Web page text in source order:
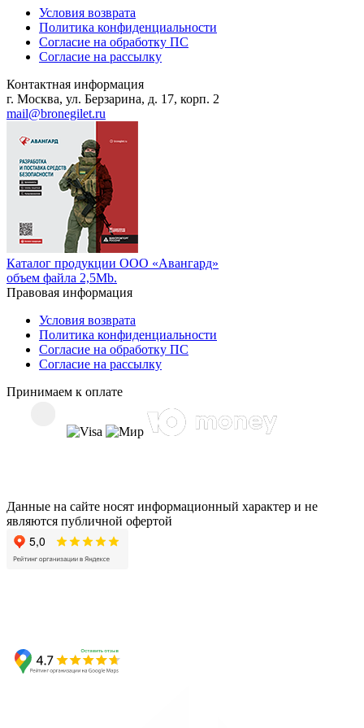
Условия возврата
Политика конфиденциальности
Согласие на обработку ПС
Согласие на рассылку
Контактная информация
г. Москва, ул. Берзарина, д. 17, корп. 2
mail@bronegilet.ru
Каталог продукции ООО «Авангард»
объем файла 2,5Mb.
Правовая информация
Условия возврата
Политика конфиденциальности
Согласие на обработку ПС
Согласие на рассылку
Принимаем к оплате
Данные на сайте носят информационный характер и не
являются публичной офертой